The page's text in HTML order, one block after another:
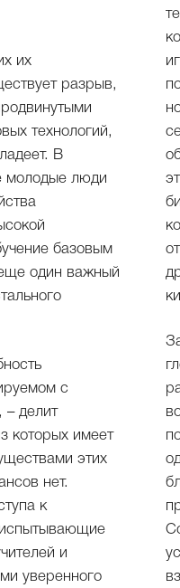
их
разрыв,
технологий,
В
молодые люди
базовым
один важный
с
– делит
которых имеет
этих
нет.
к
и
уверенного